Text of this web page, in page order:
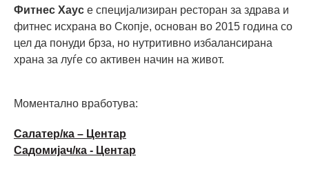
Фитнес Хаус е специјализиран ресторан за здрава и
фитнес исхрана во Скопје, основан во 2015 година со
цел да понуди брза, но нутритивно избалансирана
храна за луѓе со активен начин на живот.
Моментално вработува:
Салатер/ка – Центар
Садомијач/ка - Центар